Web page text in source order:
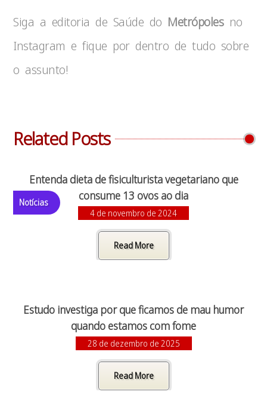
Siga a editoria de Saúde do Metrópolesno
Instagram e fique por dentro de tudo sobre
o assunto!
Related Posts
Notícias
Entenda dieta de fisiculturista vegetariano que
consume 13 ovos ao dia
4 de novembro de 2024
Read More
Estudo investiga por que ficamos de mau humor
quando estamos com fome
28 de dezembro de 2025
Read More